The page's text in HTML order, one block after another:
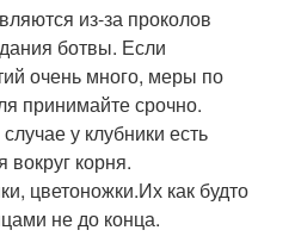
из-за проколов
ботвы. Если
очень много, меры по
принимайте срочно.
у клубники есть
корня.
цветоножки.Их как будто
не до конца.